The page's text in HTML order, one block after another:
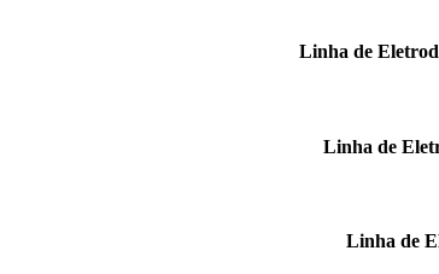
Linha de
Linha de
Linha de